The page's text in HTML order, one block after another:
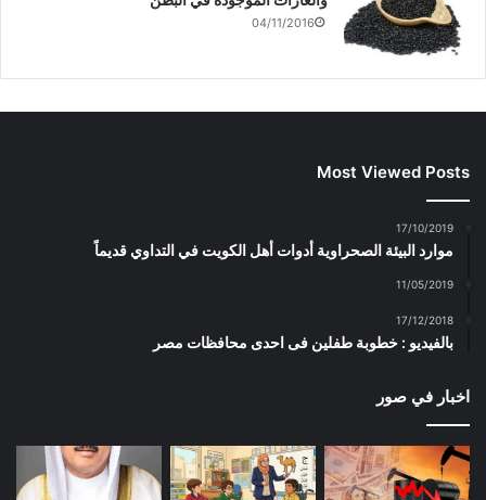
ا
ف
ذ
ة
ي
ة
ج
د
ة
ج
د
)
نواب: تخفيض ساعتين من
04/11/2016
Most Viewed Posts
17/10/2019
موارد البيئة الصحراوية أدوات أهل الكويت في التداوي قديماً
11/05/2019
17/12/2018
بالفيديو : خطوبة طفلين فى احدى محافظات مصر
اخبار في صور